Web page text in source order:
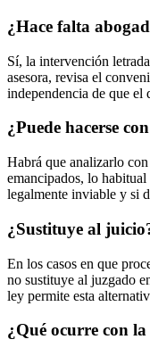
¿Hace falta
Sí, la intervención
asesora, revisa el
independencia de que
¿Puede hacerse
Habrá que analizarlo
emancipados, lo
legalmente inviable y si
¿Sustituye al
En los casos en que
no sustituye al juzgado
ley permite esta
¿Qué ocurre con